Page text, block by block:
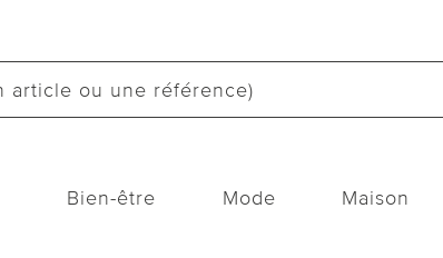
Bien-être Mode Maison